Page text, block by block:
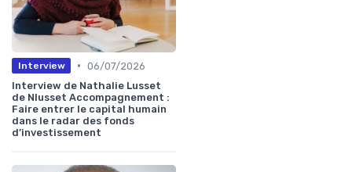
Interview • 06/07/2026
Interview de Nathalie Lusset
de Nlusset Accompagnement :
Faire entrer le capital humain
dans le radar des fonds
d’investissement